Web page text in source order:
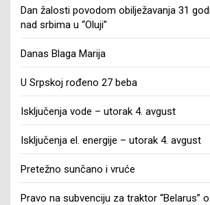
Dan žalosti povodom obilježavanja 31
nad srbima u “Oluji”
Danas Blaga Marija
U Srpskoj rođeno 27 beba
Isključenja vode – utorak 4. avgust
Isključenja el. energije – utorak 4. avgust
Pretežno sunčano i vruće
Pravo na subvenciju za traktor “Belarus”